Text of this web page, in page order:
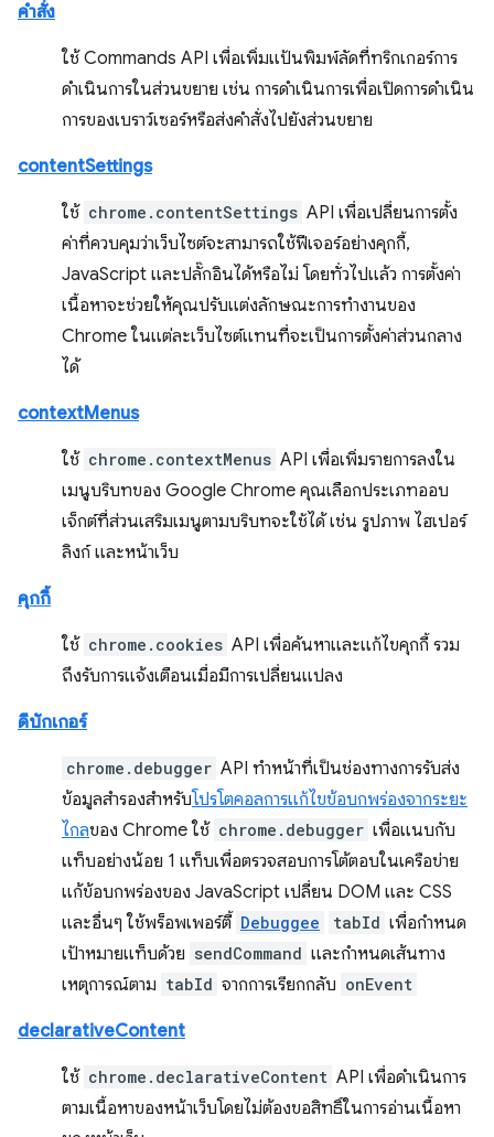
คำสั่ง
ใช้ Commands API เพื่อเพิ่มแป้นพิมพ์ลัดที่ทริกเกอร์การ
ดำเนินการในส่วนขยาย เช่น การดำเนินการเพื่อเปิดการดำเนิน
การของเบราว์เซอร์หรือส่งคำสั่งไปยังส่วนขยาย
contentSettings
ใช้ chrome.contentSettings API เพื่อเปลี่ยนการตั้ง
ค่าที่ควบคุมว่าเว็บไซต์จะสามารถใช้ฟีเจอร์อย่างคุกกี้,
JavaScript และปลั๊กอินได้หรือไม่ โดยทั่วไปแล้ว การตั้งค่า
เนื้อหาจะช่วยให้คุณปรับแต่งลักษณะการทำงานของ
Chrome ในแต่ละเว็บไซต์แทนที่จะเป็นการตั้งค่าส่วนกลาง
ได้
contextMenus
ใช้ chrome.contextMenus API เพื่อเพิ่มรายการลงใน
เมนูบริบทของ Google Chrome คุณเลือกประเภทออบ
เจ็กต์ที่ส่วนเสริมเมนูตามบริบทจะใช้ได้ เช่น รูปภาพ ไฮเปอร์
ลิงก์ และหน้าเว็บ
คุกกี้
ใช้ chrome.cookies API เพื่อค้นหาและแก้ไขคุกกี้ รวม
ถึงรับการแจ้งเตือนเมื่อมีการเปลี่ยนแปลง
ดีบักเกอร์
chrome.debugger API ทำหน้าที่เป็นช่องทางการรับส่ง
ข้อมูลสำรองสำหรับโปรโตคอลการแก้ไขข้อบกพร่องจากระยะ
ไกลของ Chrome ใช้ chrome.debugger เพื่อแนบกับ
แท็บอย่างน้อย 1 แท็บเพื่อตรวจสอบการโต้ตอบในเครือข่าย
แก้ข้อบกพร่องของ JavaScript เปลี่ยน DOM และ CSS
และอื่นๆ ใช้พร็อพเพอร์ตี้ Debuggee tabId เพื่อกำหนด
เป้าหมายแท็บด้วย sendCommand และกำหนดเส้นทาง
เหตุการณ์ตาม tabId จากการเรียกกลับ onEvent
declarativeContent
ใช้ chrome.declarativeContent API เพื่อดำเนินการ
ตามเนื้อหาของหน้าเว็บโดยไม่ต้องขอสิทธิ์ในการอ่านเนื้อหา